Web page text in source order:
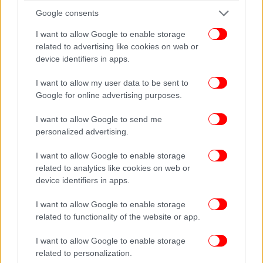
Google consents
I want to allow Google to enable storage
related to advertising like cookies on web or
device identifiers in apps.
I want to allow my user data to be sent to
Google for online advertising purposes.
I want to allow Google to send me
personalized advertising.
I want to allow Google to enable storage
related to analytics like cookies on web or
device identifiers in apps.
I want to allow Google to enable storage
related to functionality of the website or app.
I want to allow Google to enable storage
related to personalization.
Οι σύγχρονες AI τεχνολογίες είναι σχεδιασμένες να
πείθουν, γεγονός που εγκυμονεί κινδύνους, ιδίως
για τα παιδιά:
Δημιουργία ψευδαισθήσεων και
παραπληροφόρηση
Έλλειψη διαφάνειας («black box» μοντέλα)
Η Αντωνία Τορρένς, γενική διευθύντρια του
ΚΜΟΠ και πρόεδρος της COFACE Europe,
μιλώντας στο iefimerida, τόνισε:
«Η τεχνητή νοημοσύνη είναι εδώ. Θα μείνει μαζί
μας. Δεν μεταμορφώνει μόνο τις οικονομίες και
τους θεσμούς. Με έναν αθόρυβο τρόπο
μεταμορφώνει και τη ζωή των ανθρώπων, των